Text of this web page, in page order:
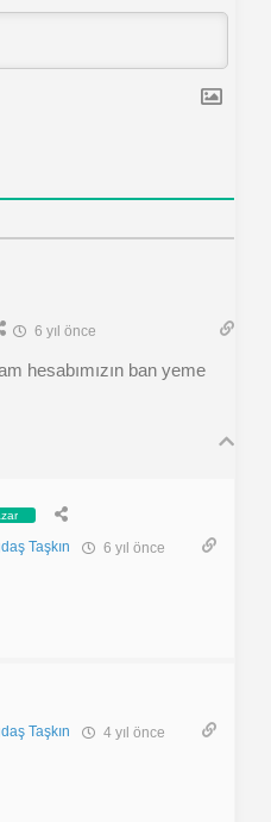
6 yıl önce
hesabımızın ban yeme
Taşkın 6 yıl önce
Taşkın 4 yıl önce